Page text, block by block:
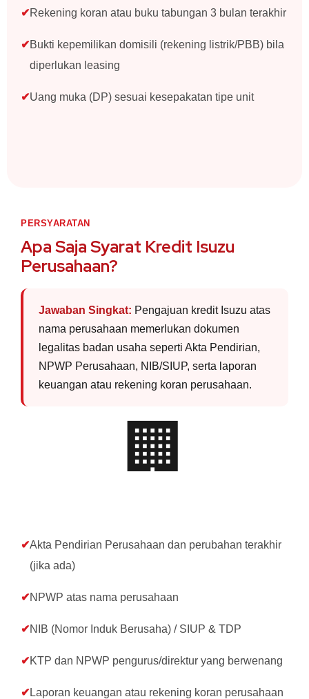
Rekening koran atau buku tabungan 3 bulan terakhir
Bukti kepemilikan domisili (rekening listrik/PBB) bila
diperlukan leasing
Uang muka (DP) sesuai kesepakatan tipe unit
PERSYARATAN
Apa Saja Syarat Kredit Isuzu
Perusahaan?
Jawaban Singkat: Pengajuan kredit Isuzu atas
nama perusahaan memerlukan dokumen
legalitas badan usaha seperti Akta Pendirian,
NPWP Perusahaan, NIB/SIUP, serta laporan
keuangan atau rekening koran perusahaan.
🏢
Akta Pendirian Perusahaan dan perubahan terakhir
(jika ada)
NPWP atas nama perusahaan
NIB (Nomor Induk Berusaha) / SIUP & TDP
KTP dan NPWP pengurus/direktur yang berwenang
Laporan keuangan atau rekening koran perusahaan